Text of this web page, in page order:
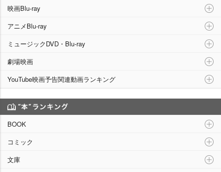
映画Blu-ray
アニメBlu-ray
ミュージックDVD・Blu-ray
劇場映画
YouTube映画予告関連動画ランキング
BOOK
コミック
文庫